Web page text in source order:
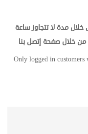
مدة لا تتجاوز ساعة
من خلال صفحة إتصل بنا
Only logged in customers